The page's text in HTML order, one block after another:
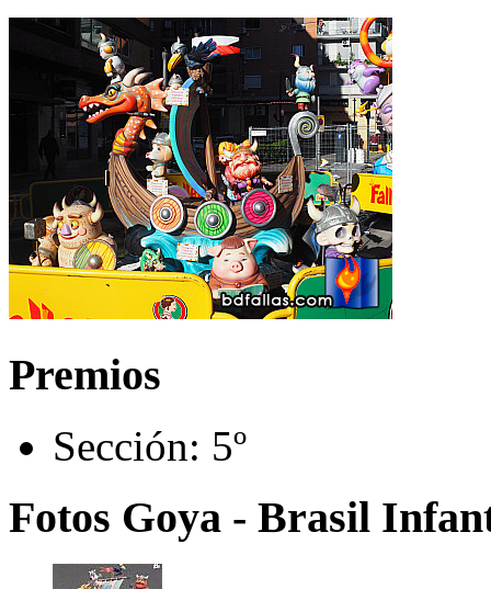
Premios
Sección: 5º
Fotos Goya - Brasil